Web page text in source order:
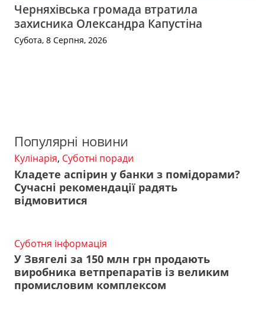
Черняхівська громада втратила
захисника Олександра Капустіна
Субота, 8 Серпня, 2026
Популярні новини
Кулінарія, Суботні поради
Кладете аспірин у банки з помідорами?
Сучасні рекомендації радять
відмовитися
Суботня інформація
У Звягелі за 150 млн грн продають
виробника ветпрепаратів із великим
промисловим комплексом